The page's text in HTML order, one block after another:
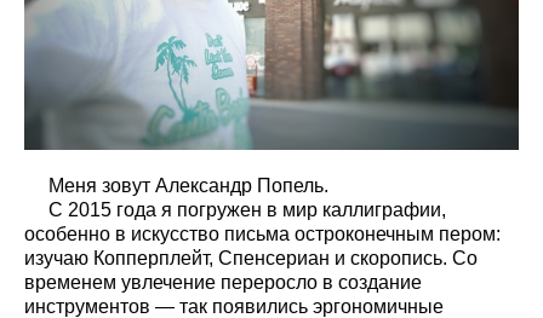
Меня зовут Александр Попель.
С 2015 года я погружен в мир каллиграфии,
особенно в искусство письма остроконечным пером:
изучаю Копперплейт, Спенсериан и скоропись. Со
временем увлечение переросло в создание
инструментов — так появились эргономичные